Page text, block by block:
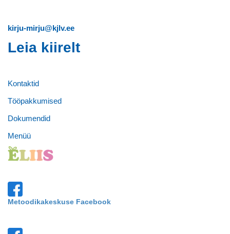
kirju-mirju@kjlv.ee
Leia kiirelt
Kontaktid
Tööpakkumised
Dokumendid
Menüü
Metoodikakeskuse Facebook